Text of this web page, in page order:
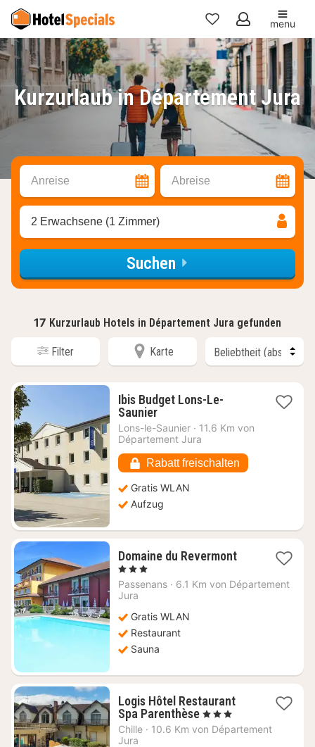
Meine
Favoriten
menu
Kurzurlaub in Département Jura
Anreise Abreise
2 Erwachsene (1 Zimmer)
Suchen
17 Kurzurlaub Hotels in Département Jura gefunden
Filter Karte
Ibis Budget Lons-Le-
Saunier1
Nacht
ab
€
Lons-le-Saunier · 11.6 Km von
Département Jura
Rabatt freischalten
Gratis WLAN
Aufzug
Domaine du Revermont1
ab
120,91
, 3 Sterne
Passenans · 6.1 Km von Département
Jura
Gratis WLAN
Restaurant
Sauna
Logis Hôtel Restaurant
Spa Parenthèse1
Nacht
, 3 Sterne
Chille · 10.6 Km von Département
Jura